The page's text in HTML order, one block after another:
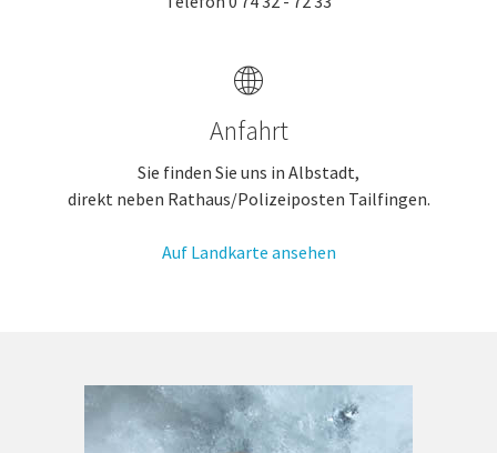
Anfahrt
Sie finden Sie uns in Albstadt,
direkt neben Rathaus/Polizeiposten Tailfingen.
Auf Landkarte ansehen